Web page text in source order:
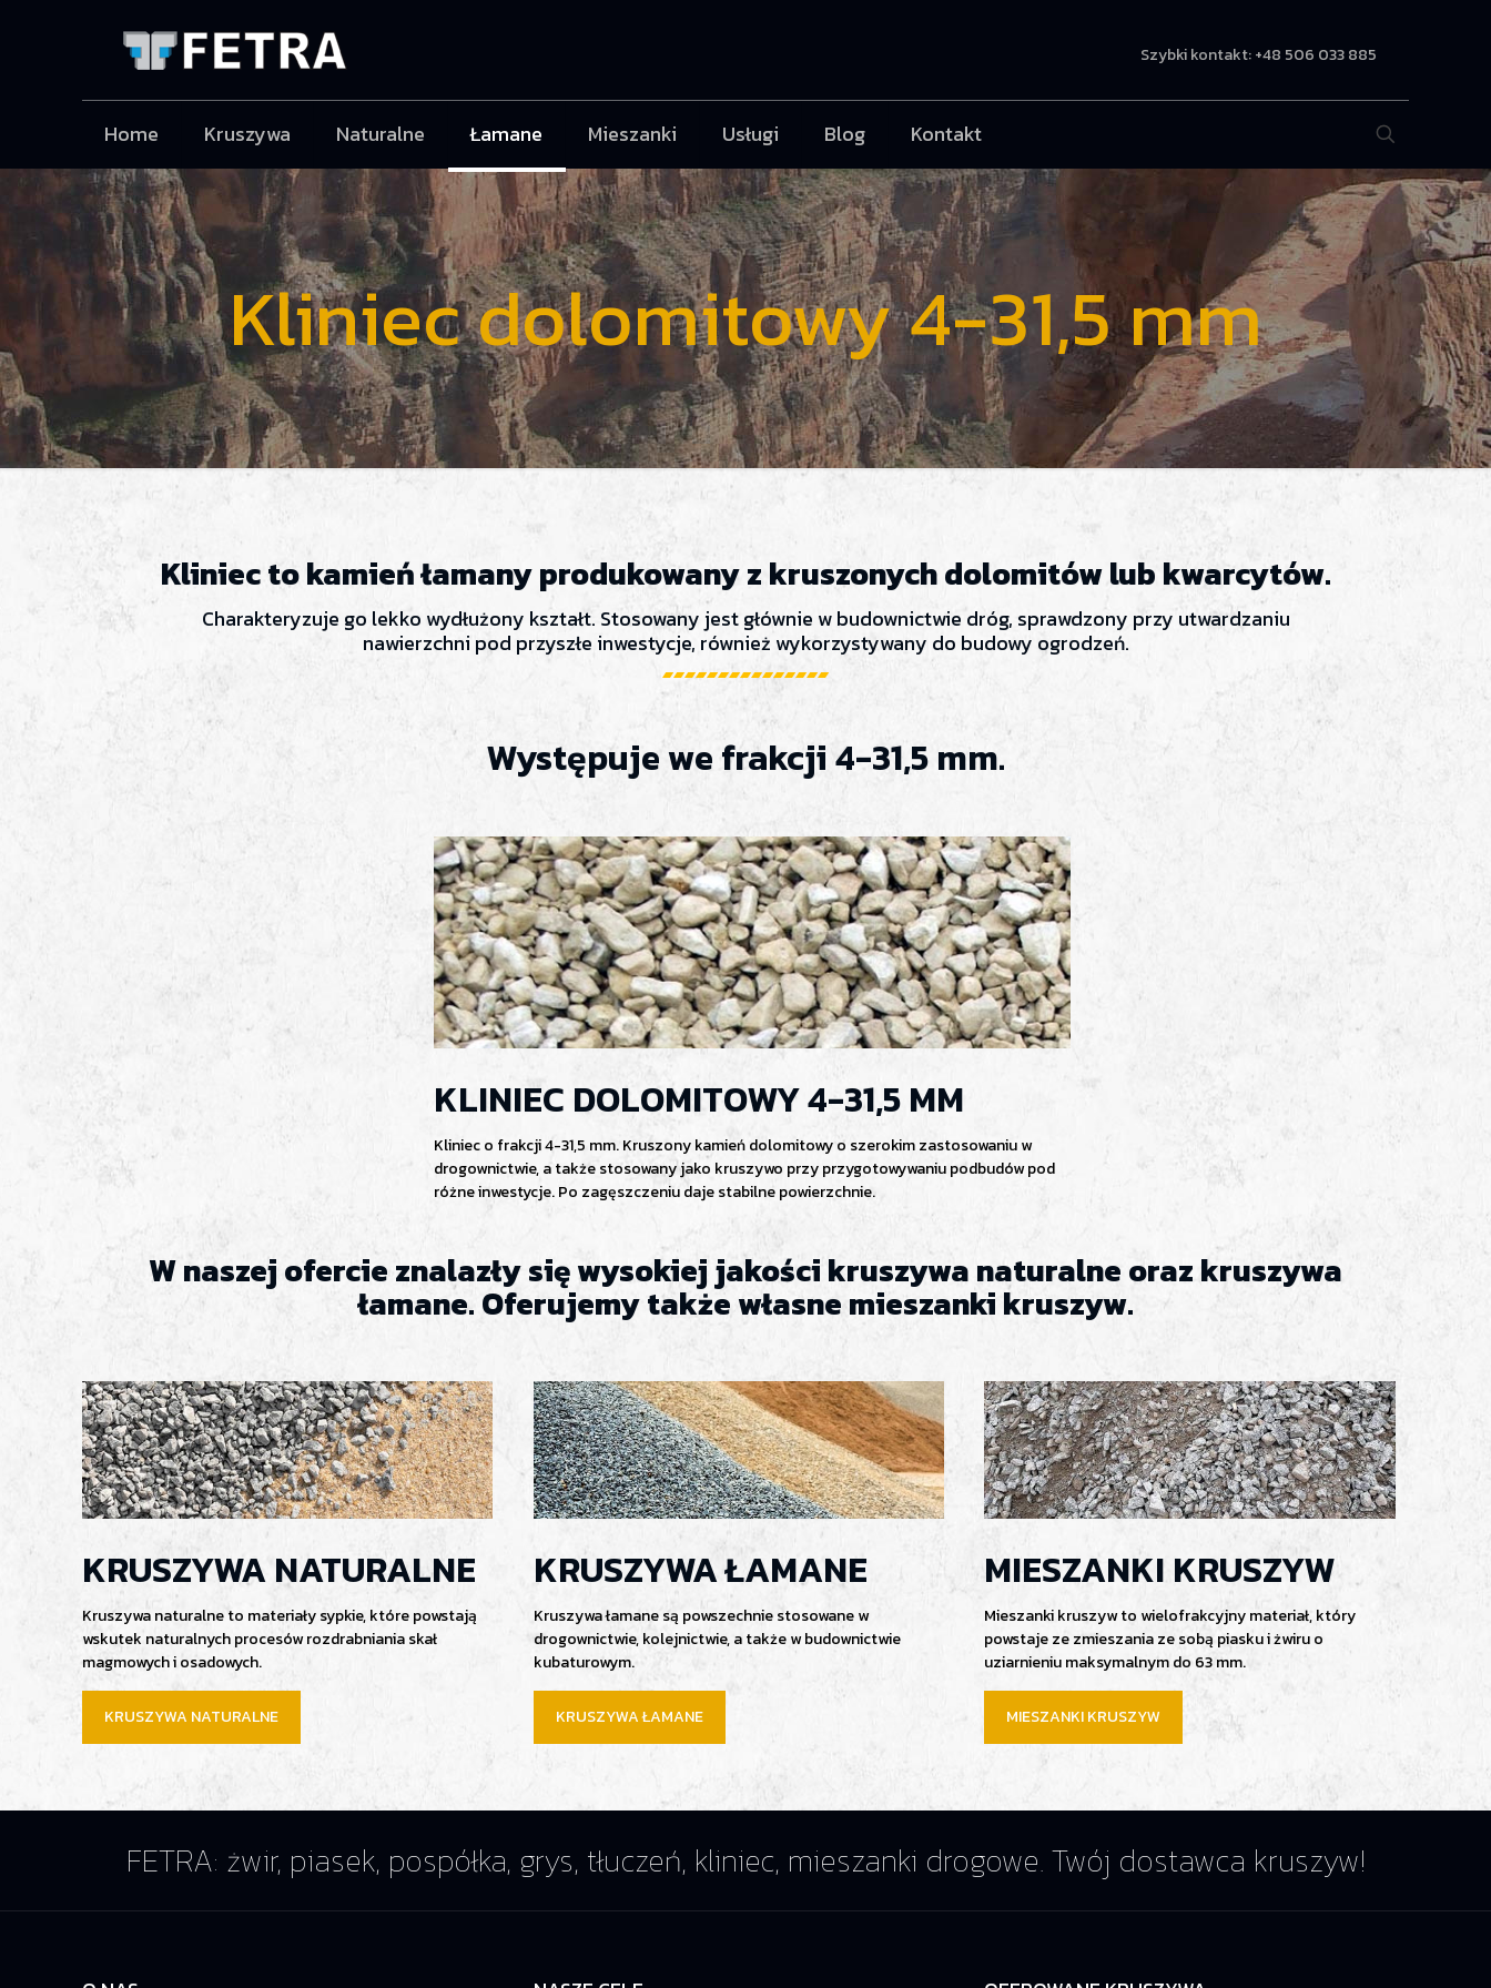
Home Kruszywa Naturalne Łamane Mieszanki Usługi Blog Kontakt
Szybki kontakt: +48 506 033 885
Kliniec dolomitowy 4-31,5 mm
Kliniec to kamień łamany produkowany z kruszonych dolomitów lub kwarcytów.
Charakteryzuje go lekko wydłużony kształt. Stosowany jest głównie w budownictwie dróg, sprawdzony przy utwardzaniu
nawierzchni pod przyszłe inwestycje, również wykorzystywany do budowy ogrodzeń.
Występuje we frakcji 4-31,5 mm.
KLINIEC DOLOMITOWY 4-31,5 MM
Kliniec o frakcji 4-31,5 mm. Kruszony kamień dolomitowy o szerokim zastosowaniu w
drogownictwie, a także stosowany jako kruszywo przy przygotowywaniu podbudów pod
różne inwestycje. Po zagęszczeniu daje stabilne powierzchnie.
W naszej ofercie znalazły się wysokiej jakości kruszywa naturalne oraz kruszywa
łamane. Oferujemy także własne mieszanki kruszyw.
KRUSZYWA NATURALNE
Kruszywa naturalne to materiały sypkie, które powstają
wskutek naturalnych procesów rozdrabniania skał
magmowych i osadowych.
KRUSZYWA NATURALNE
KRUSZYWA ŁAMANE
Kruszywa łamane są powszechnie stosowane w
drogownictwie, kolejnictwie, a także w budownictwie
kubaturowym.
KRUSZYWA ŁAMANE
MIESZANKI KRUSZYW
Mieszanki kruszyw to wielofrakcyjny materiał, który
powstaje ze zmieszania ze sobą piasku i żwiru o
uziarnieniu maksymalnym do 63 mm.
MIESZANKI KRUSZYW
FETRA: żwir, piasek, pospółka, grys, tłuczeń, kliniec, mieszanki drogowe. Twój dostawca kruszyw!